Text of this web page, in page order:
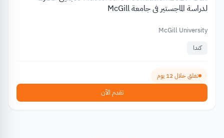
لدراسة الماجستير في جامعة McGill
McGill University
كندا
تغلق خلال 12 يوم
تقدم الآن